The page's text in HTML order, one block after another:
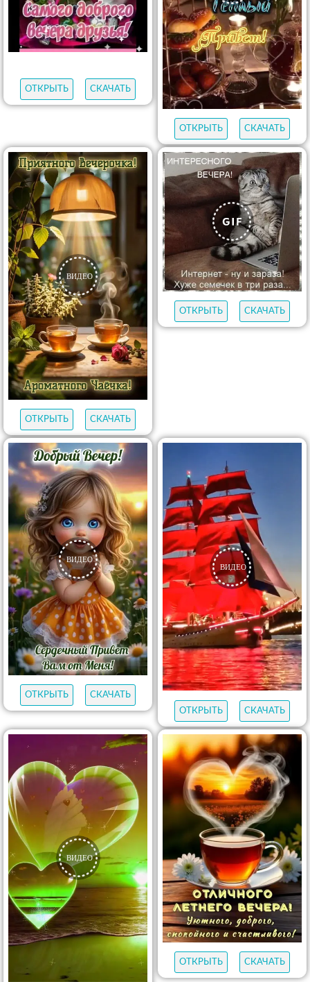
ОТКРЫТЬ СКАЧАТЬ
ОТКРЫТЬ СКАЧАТЬ
ОТКРЫТЬ СКАЧАТЬ
ОТКРЫТЬ СКАЧАТЬ
ОТКРЫТЬ
СКАЧАТЬ
ОТКРЫТЬ
СКАЧАТЬ
ОТКРЫТЬ СКАЧАТЬ